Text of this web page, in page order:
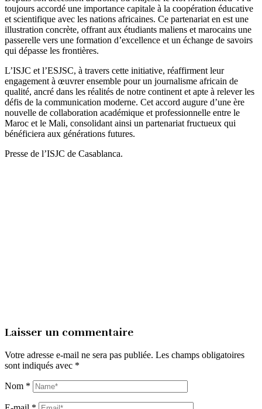
toujours accordé une importance capitale à la coopération éducative
et scientifique avec les nations africaines. Ce partenariat en est une
illustration concrète, offrant aux étudiants maliens et marocains une
passerelle vers une formation d’excellence et un échange de savoirs
qui dépasse les frontières.
L’ISJC et l’ESJSC, à travers cette initiative, réaffirment leur
engagement à œuvrer ensemble pour un journalisme africain de
qualité, ancré dans les réalités de notre continent et apte à relever les
défis de la communication moderne. Cet accord augure d’une ère
nouvelle de collaboration académique et professionnelle entre le
Maroc et le Mali, consolidant ainsi un partenariat fructueux qui
bénéficiera aux générations futures.
Presse de l’ISJC de Casablanca.
Laisser un commentaire
Votre adresse e-mail ne sera pas publiée. Les champs obligatoires
sont indiqués avec *
Nom *